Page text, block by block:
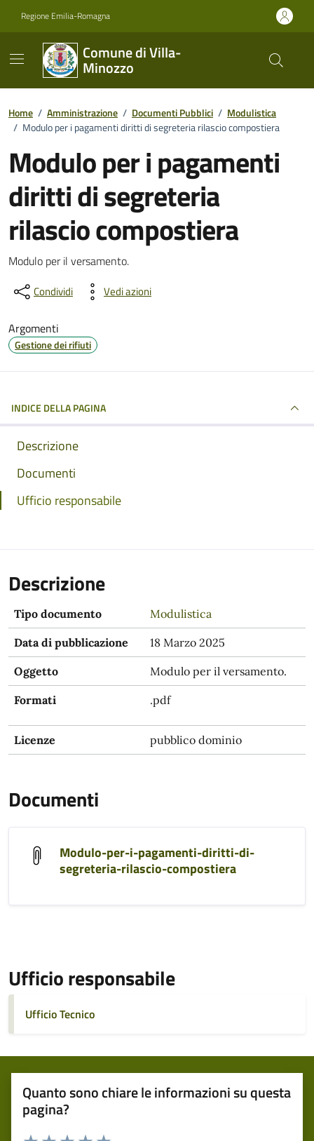
Regione Emilia-Romagna
Comune di Villa-
Minozzo
Home / Amministrazione / Documenti Pubblici / Modulistica
/ Modulo per i pagamenti diritti di segreteria rilascio compostiera
Modulo per i pagamenti
diritti di segreteria
rilascio compostiera
Dettagli del documento
Modulo per il versamento.
Condividi Vedi azioni
Argomenti
Gestione dei rifiuti
INDICE DELLA PAGINA
Descrizione
Documenti
Ufficio responsabile
Descrizione
Tipo documento Modulistica
Data di pubblicazione 18 Marzo 2025
Oggetto Modulo per il versamento.
Formati .pdf
Licenze pubblico dominio
Documenti
Modulo-per-i-pagamenti-diritti-di-
segreteria-rilascio-compostiera
Ufficio responsabile
Ufficio Tecnico
Quanto sono chiare le informazioni su questa
pagina?